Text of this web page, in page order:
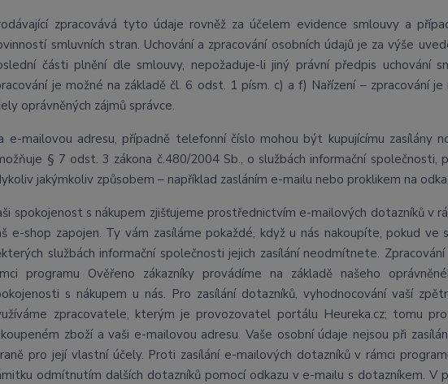
zpracovává tyto údaje rovněž za účelem evidence smlouvy a
smluvních stran. Uchování a zpracování osobních údajů je za výše
části plnění dle smlouvy, nepožaduje-li jiný právní předpis uchování
je možné na základě čl. 6 odst. 1 písm. c) a f) Nařízení – zpracování
oprávněných zájmů správce.
e-mailovou adresu, případně telefonní číslo mohou být kupujícímu zasílány
§ 7 odst. 3 zákona č.480/2004 Sb., o službách informační
jakýmkoliv způsobem – například zasláním e-mailu nebo proklikem na
spokojenost s nákupem zjišťujeme prostřednictvím e-mailových dotazníků v
e-shop zapojen. Ty vám zasíláme pokaždé, když u nás nakoupíte, pokud
službách informační společnosti jejich zasílání neodmítnete.
programu Ověřeno zákazníky provádíme na základě našeho
s nákupem u nás. Pro zasílání dotazníků, vyhodnocování vaší
zpracovatele, kterým je provozovatel portálu Heureka.cz; tomu
zboží a vaši e-mailovou adresu. Vaše osobní údaje nejsou při
pro její vlastní účely. Proti zasílání e-mailových dotazníků v rámci
odmítnutím dalších dotazníků pomocí odkazu v e-mailu s dotazníkem. V